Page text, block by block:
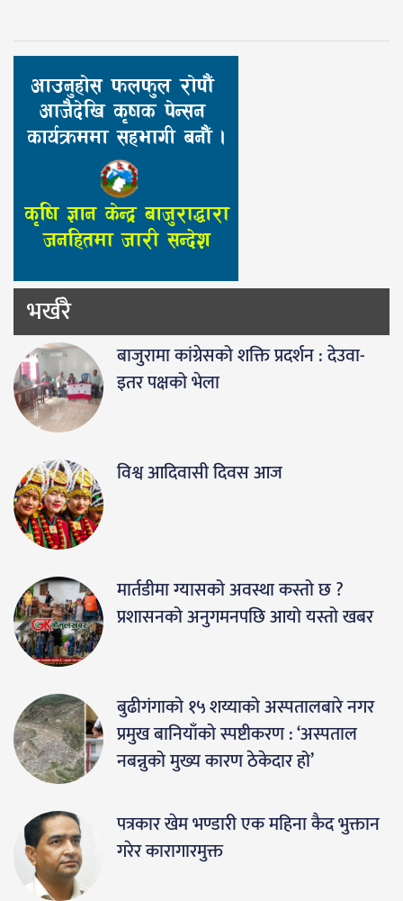
भर्खरै
बाजुरामा कांग्रेसको शक्ति प्रदर्शन : देउवा-
इतर पक्षको भेला
विश्व आदिवासी दिवस आज
मार्तडीमा ग्यासको अवस्था कस्तो छ ?
प्रशासनको अनुगमनपछि आयो यस्तो खबर
बुढीगंगाको १५ शय्याको अस्पतालबारे नगर
प्रमुख बानियाँको स्पष्टीकरण : ‘अस्पताल
नबन्नुको मुख्य कारण ठेकेदार हो’
पत्रकार खेम भण्डारी एक महिना कैद भुक्तान
गरेर कारागारमुक्त